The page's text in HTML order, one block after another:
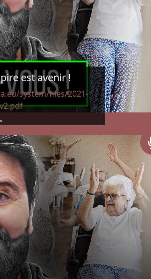
est avenir !
system/files/2021-
Next